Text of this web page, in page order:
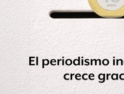
en Irán, por lo que la escuela
Como reportó el Servicio Persa
llamada Shajare Tayyebeh, está
de las Guardias
Seyed al-Shohada.